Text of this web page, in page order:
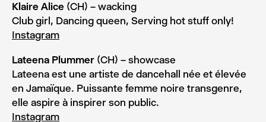
Klaire Alice (CH) – wacking
Club girl, Dancing queen, Serving hot stuff only!
Instagram
Lateena Plummer (CH) – showcase
Lateena est une artiste de dancehall née et élevée
en Jamaïque. Puissante femme noire transgenre,
elle aspire à inspirer son public.
Instagram